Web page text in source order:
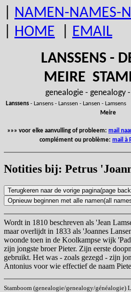
NAMEN-NAMES-
HOME EMAIL
LANSSENS -
MEIRE
genealogie - genealogy
Lanssens- Lansens - Lanssen - Lansen -
Meire
»»» voor elke aanvulling of probleem: mail
complément ou problème: mail à
Notities bij: Petrus
Wordt in 1810 beschreven als 'Jean
maar overlijdt in 1833 als 'Joannes
woonde toen in de Koolkampse wijk
zijn jongste broer Pieter. Zijn eerste
gebruikt. Het was - zoals gezegd - zijn
Antonius voor wie effectief de naam
Stamboom (genealogie/genealogy/généalogie)